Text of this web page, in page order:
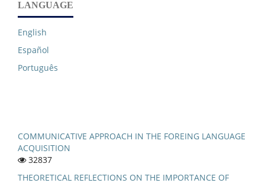
LANGUAGE
English
Español
Português
COMMUNICATIVE APPROACH IN THE FOREING LANGUAGE
ACQUISITION
32837
THEORETICAL REFLECTIONS ON THE IMPORTANCE OF